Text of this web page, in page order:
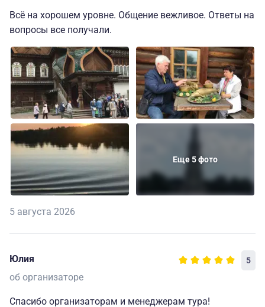
Всё на хорошем уровне. Общение вежливое. Ответы на
вопросы все получали.
Еще 5 фото
5 августа 2026
Юлия 5
об организаторе
Спасибо организаторам и менеджерам тура!